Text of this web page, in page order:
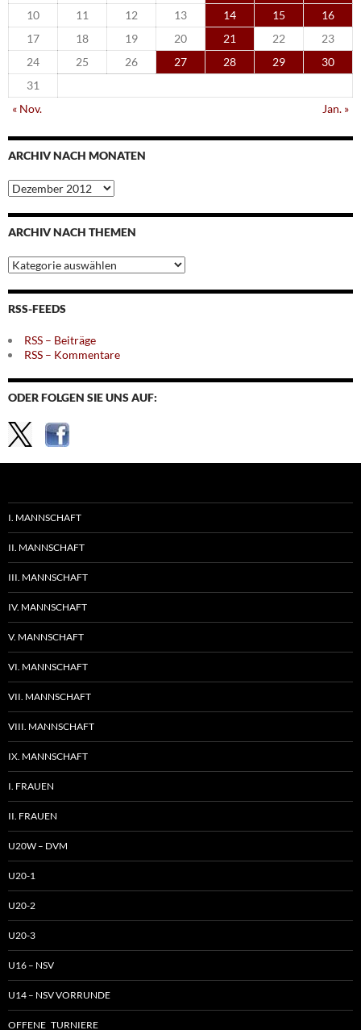
10
11 12 13 14 15
16
17
18 19 20 21 22
23
24
25 26 27 28 29
30
31
« Nov.
Jan. »
ARCHIV NACH MONATEN
Archiv
nach
Monaten
ARCHIV NACH THEMEN
Archiv
nach
Themen
RSS-FEEDS
RSS – Beiträge
RSS – Kommentare
ODER FOLGEN SIE UNS AUF:
I. MANNSCHAFT
II. MANNSCHAFT
III. MANNSCHAFT
IV. MANNSCHAFT
V. MANNSCHAFT
VI. MANNSCHAFT
VII. MANNSCHAFT
VIII. MANNSCHAFT
IX. MANNSCHAFT
I. FRAUEN
II. FRAUEN
U20W – DVM
U20-1
U20-2
U20-3
U16 – NSV
U14 – NSV VORRUNDE
OFFENE TURNIERE